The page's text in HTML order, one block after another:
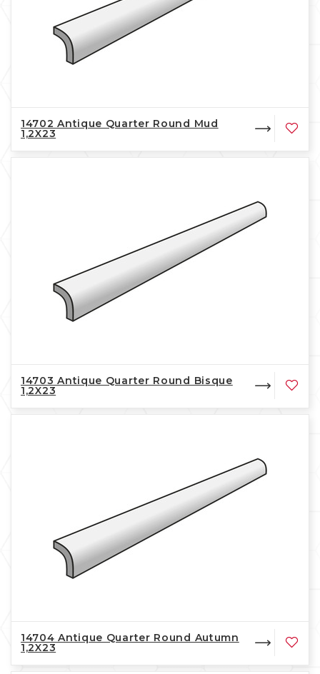
14702 Antique Quarter Round Mud
1,2X23
14703 Antique Quarter Round Bisque
1,2X23
14704 Antique Quarter Round Autumn
1,2X23